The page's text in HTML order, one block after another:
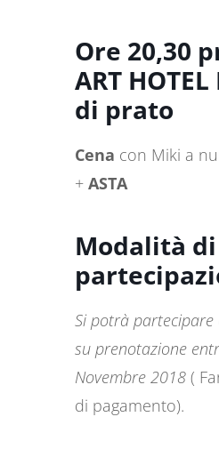
Ore 20,30
ART HOTEL
di prato
Cena con Miki a
+ ASTA
Modalità di
Si potrà partecipare
su prenotazione
Novembre 2018 (
di pagamento).